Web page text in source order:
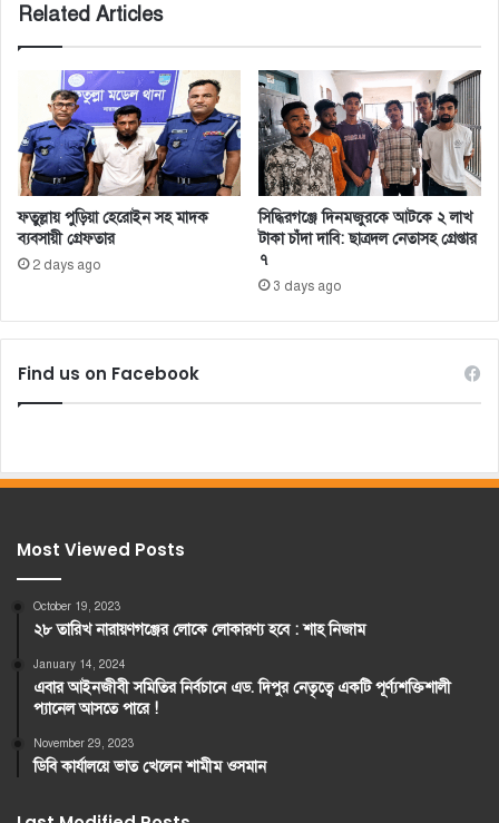
Related Articles
ফতুল্লায় পুড়িয়া হেরোইন সহ মাদক
ব্যবসায়ী গ্রেফতার
2 days ago
সিদ্ধিরগঞ্জে দিনমজুরকে আটকে ২ লাখ
টাকা চাঁদা দাবি: ছাত্রদল নেতাসহ গ্রেপ্তার
৭
3 days ago
Find us on Facebook
Most Viewed Posts
October 19, 2023
২৮ তারিখ নারায়ণগঞ্জের লোকে লোকারণ্য হবে : শাহ নিজাম
January 14, 2024
এবার আইনজীবী সমিতির নির্বচানে এড. দিপুর নেতৃত্বে একটি পূর্ণ্যশক্তিশালী
প্যানেল আসতে পারে !
November 29, 2023
ডিবি কার্যালয়ে ভাত খেলেন শামীম ওসমান